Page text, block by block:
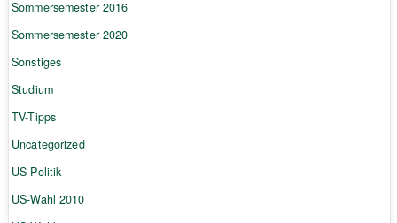
Sommersemester 2016
Sommersemester 2020
Sonstiges
Studium
TV-Tipps
Uncategorized
US-Politik
US-Wahl 2010